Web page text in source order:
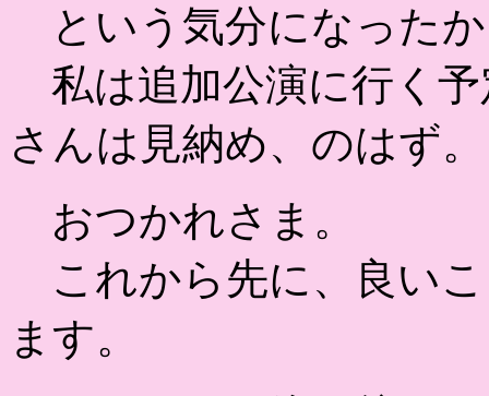
という気分になった
私は追加公演に行く
さんは見納め、のはず。
おつかれさま。
これから先に、良い
ます。